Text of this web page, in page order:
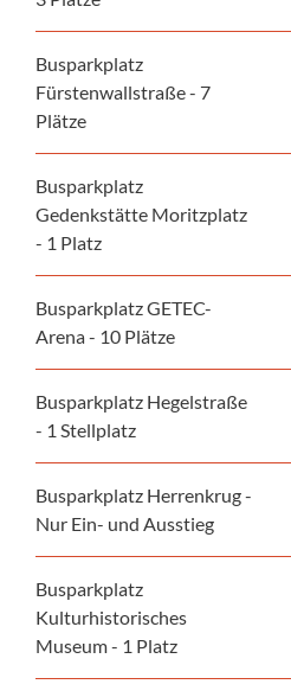
Busparkplatz
Fürstenwallstraße - 7
Plätze
Busparkplatz
Gedenkstätte Moritzplatz
- 1 Platz
Busparkplatz GETEC-
Arena - 10 Plätze
Busparkplatz Hegelstraße
- 1 Stellplatz
Busparkplatz Herrenkrug -
Nur Ein- und Ausstieg
Busparkplatz
Kulturhistorisches
Museum - 1 Platz